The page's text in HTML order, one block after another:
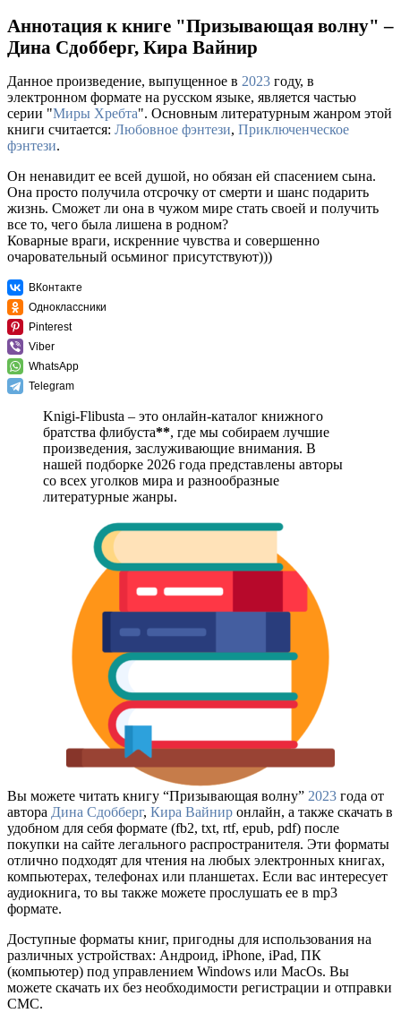
Аннотация к книге "Призывающая волну" –
Дина Сдобберг, Кира Вайнир
Данное произведение, выпущенное в 2023 году, в
электронном формате на русском языке, является частью
серии "Миры Хребта". Основным литературным жанром этой
книги считается: Любовное фэнтези, Приключенческое
фэнтези.
Он ненавидит ее всей душой, но обязан ей спасением сына.
Она просто получила отсрочку от смерти и шанс подарить
жизнь. Сможет ли она в чужом мире стать своей и получить
все то, чего была лишена в родном?
Коварные враги, искренние чувства и совершенно
очаровательный осьминог присутствуют)))
ВКонтакте
Одноклассники
Pinterest
Viber
WhatsApp
Telegram
Knigi-Flibusta – это онлайн-каталог книжного
братства флибуста**, где мы собираем лучшие
произведения, заслуживающие внимания. В
нашей подборке 2026 года представлены авторы
со всех уголков мира и разнообразные
литературные жанры.
Вы можете читать книгу “Призывающая волну” 2023 года от
автора Дина Сдобберг, Кира Вайнир онлайн, а также скачать в
удобном для себя формате (fb2, txt, rtf, epub, pdf) после
покупки на сайте легального распространителя. Эти форматы
отлично подходят для чтения на любых электронных книгах,
компьютерах, телефонах или планшетах. Если вас интересует
аудиокнига, то вы также можете прослушать ее в mp3
формате.
Доступные форматы книг, пригодны для использования на
различных устройствах: Андроид, iPhone, iPad, ПК
(компьютер) под управлением Windows или MacOs. Вы
можете скачать их без необходимости регистрации и отправки
СМС.